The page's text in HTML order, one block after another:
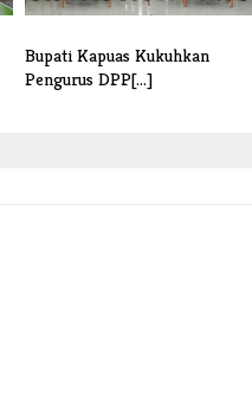
Bupati Kapuas Kukuhkan
Pengurus DPP[...]